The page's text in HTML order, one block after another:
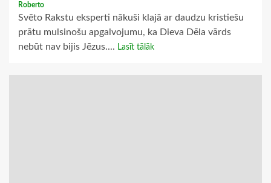
Roberto
Svēto Rakstu eksperti nākuši klajā ar daudzu kristiešu
prātu mulsinošu apgalvojumu, ka Dieva Dēla vārds
nebūt nav bijis Jēzus.... Lasīt tālāk